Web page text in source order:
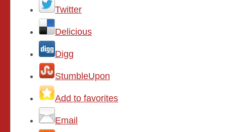
Twitter
Delicious
Digg
StumbleUpon
Add to favorites
Email